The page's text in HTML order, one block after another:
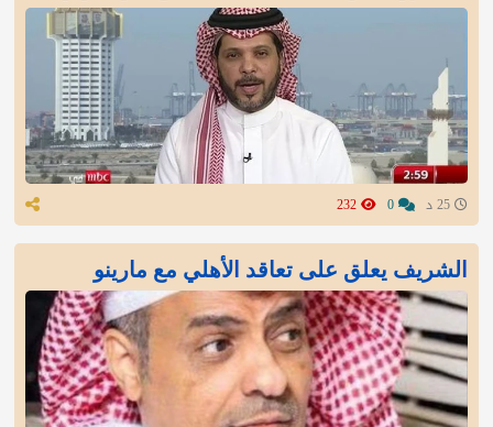
الشريف يعلق على تعاقد الأهلي مع مارينو